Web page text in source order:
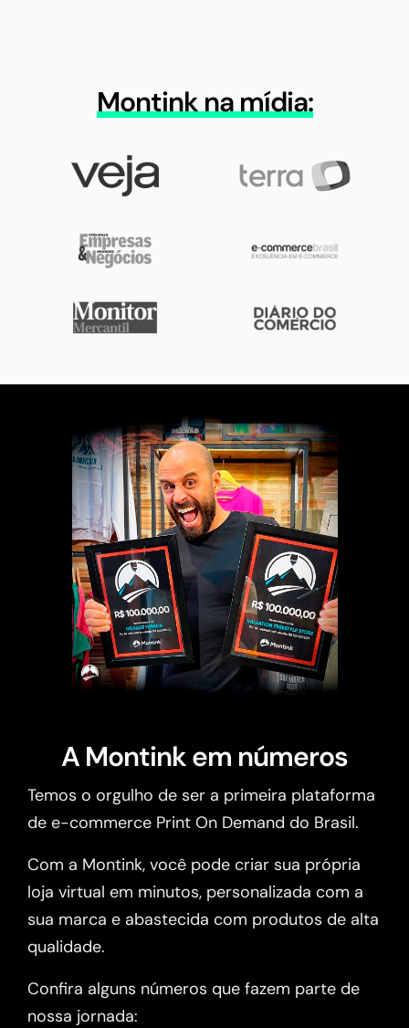
Montink na mídia:
A Montink em números
Temos o orgulho de ser a primeira plataforma
de e-commerce Print On Demand do Brasil.
Com a Montink, você pode criar sua própria
loja virtual em minutos, personalizada com a
sua marca e abastecida com produtos de alta
qualidade.
Confira alguns números que fazem parte de
nossa jornada: